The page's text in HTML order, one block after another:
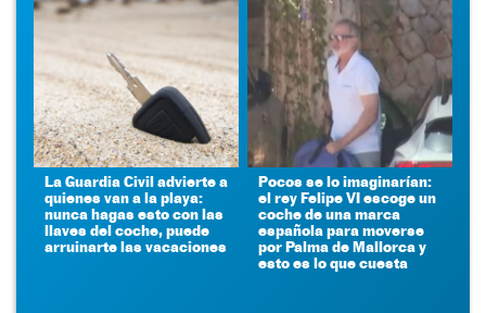
La Guardia Civil advierte a
quienes van a la playa:
nunca hagas esto con las
llaves del coche, puede
arruinarte las vacaciones
Pocos se lo imaginarían:
el rey Felipe VI escoge un
coche de una marca
española para moverse
por Palma de Mallorca y
esto es lo que cuesta